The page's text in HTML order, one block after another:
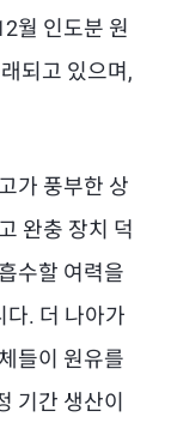
월 인도분 원
되고 있으며,
가 풍부한 상
완충 장치 덕
수할 여력을
다. 더 나아가
들이 원유를
기간 생산이